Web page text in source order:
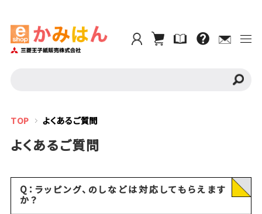
TOP よくあるご質問
よくあるご質問
Q：ラッピング、のしなどは対応してもらえます
か？